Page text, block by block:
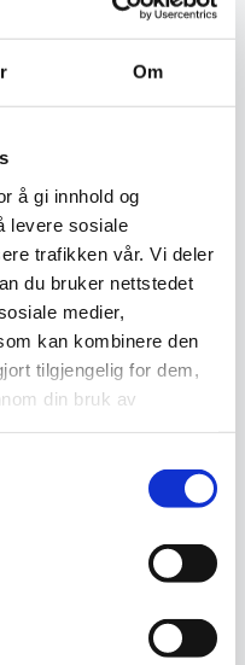
Om
å gi innhold og
levere sosiale
trafikken vår. Vi deler
du bruker nettstedet
medier,
kan kombinere den
tilgjengelig for dem,
din bruk av
– Cream
kr
Legg I Handlekurv